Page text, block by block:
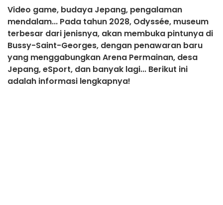
Video game, budaya Jepang, pengalaman
mendalam... Pada tahun 2028, Odyssée, museum
terbesar dari jenisnya, akan membuka pintunya di
Bussy-Saint-Georges, dengan penawaran baru
yang menggabungkan Arena Permainan, desa
Jepang, eSport, dan banyak lagi... Berikut ini
adalah informasi lengkapnya!